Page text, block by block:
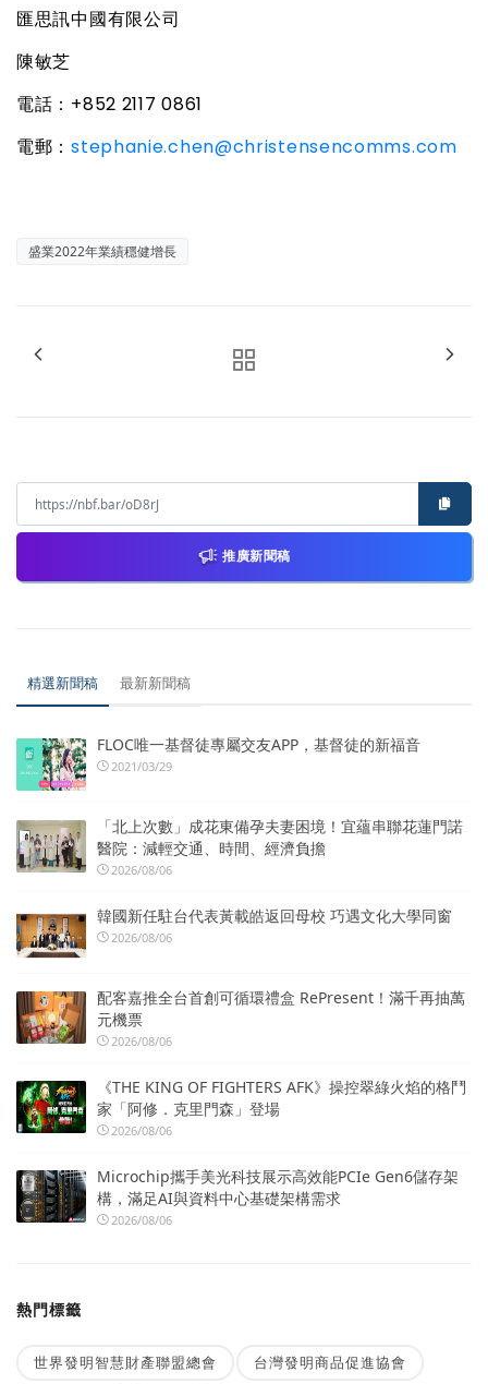
匯思訊中國有限公司
陳敏芝
電話： +852 2117 0861
電郵：stephanie.chen@christensencomms.com
盛業2022年業績穩健增長
推廣新聞稿
精選新聞稿 最新新聞稿
FLOC唯一基督徒專屬交友APP，基督徒的新福音
2021/03/29
「北上次數」成花東備孕夫妻困境！宜蘊串聯花蓮門諾
醫院：減輕交通、時間、經濟負擔
2026/08/06
韓國新任駐台代表黃載皓返回母校 巧遇文化大學同窗
2026/08/06
配客嘉推全台首創可循環禮盒 RePresent！滿千再抽萬
元機票
2026/08/06
《THE KING OF FIGHTERS AFK》操控翠綠火焰的格鬥
家「阿修．克里門森」登場
2026/08/06
Microchip攜手美光科技展示高效能PCIe Gen6儲存架
構，滿足AI與資料中心基礎架構需求
2026/08/06
熱門標籤
世界發明智慧財產聯盟總會 台灣發明商品促進協會